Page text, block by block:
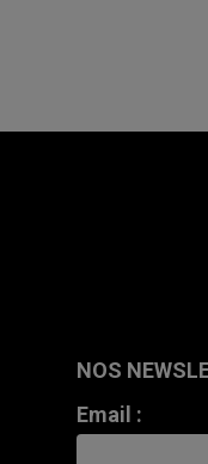
NOS
Email :